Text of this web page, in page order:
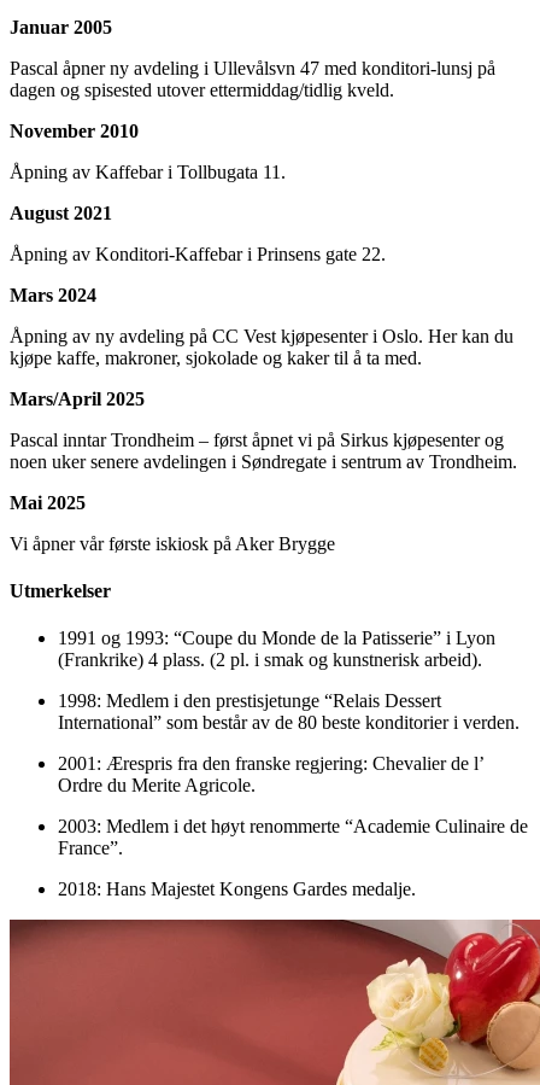
Januar 2005
Pascal åpner ny avdeling i Ullevålsvn 47 med konditori-lunsj på
dagen og spisested utover ettermiddag/tidlig kveld.
November 2010
Åpning av Kaffebar i Tollbugata 11.
August 2021
Åpning av Konditori-Kaffebar i Prinsens gate 22.
Mars 2024
Åpning av ny avdeling på CC Vest kjøpesenter i Oslo. Her kan du
kjøpe kaffe, makroner, sjokolade og kaker til å ta med.
Mars/April 2025
Pascal inntar Trondheim – først åpnet vi på Sirkus kjøpesenter og
noen uker senere avdelingen i Søndregate i sentrum av Trondheim.
Mai 2025
Vi åpner vår første iskiosk på Aker Brygge
Utmerkelser
1991 og 1993: “Coupe du Monde de la Patisserie” i Lyon
(Frankrike) 4 plass. (2 pl. i smak og kunstnerisk arbeid).
1998: Medlem i den prestisjetunge “Relais Dessert
International” som består av de 80 beste konditorier i verden.
2001: Ærespris fra den franske regjering: Chevalier de l’
Ordre du Merite Agricole.
2003: Medlem i det høyt renommerte “Academie Culinaire de
France”.
2018: Hans Majestet Kongens Gardes medalje.